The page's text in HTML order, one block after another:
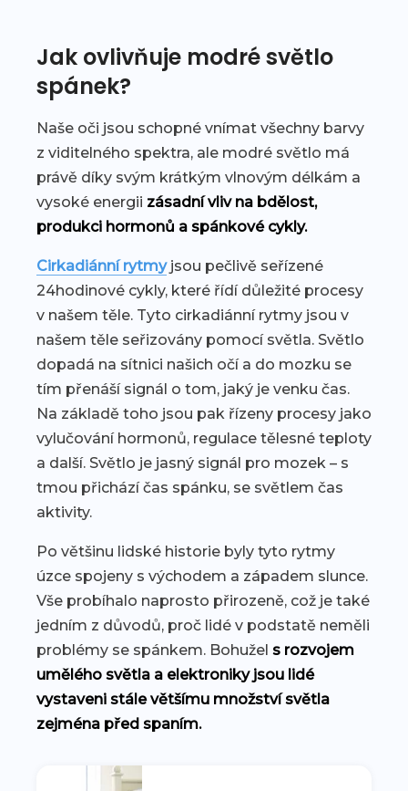
Jak ovlivňuje modré světlo
spánek?
Naše oči jsou schopné vnímat všechny barvy
z viditelného spektra, ale modré světlo má
právě díky svým krátkým vlnovým délkám a
vysoké energii zásadní vliv na bdělost,
produkci hormonů a spánkové cykly.
Cirkadiánní rytmyjsou pečlivě seřízené
24hodinové cykly, které řídí důležité procesy
v našem těle. Tyto cirkadiánní rytmy jsou v
našem těle seřizovány pomocí světla. Světlo
dopadá na sítnici našich očí a do mozku se
tím přenáší signál o tom, jaký je venku čas.
Na základě toho jsou pak řízeny procesy jako
vylučování hormonů, regulace tělesné teploty
a další. Světlo je jasný signál pro mozek – s
tmou přichází čas spánku, se světlem čas
aktivity.
Po většinu lidské historie byly tyto rytmy
úzce spojeny s východem a západem slunce.
Vše probíhalo naprosto přirozeně, což je také
jedním z důvodů, proč lidé v podstatě neměli
problémy se spánkem. Bohužel s rozvojem
umělého světla a elektroniky jsou lidé
vystaveni stále většímu množství světla
zejména před spaním.